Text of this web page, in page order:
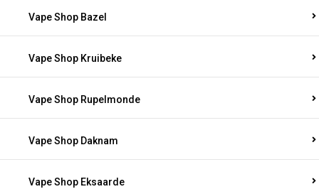
Vape Shop Bazel
Vape Shop Kruibeke
Vape Shop Rupelmonde
Vape Shop Daknam
Vape Shop Eksaarde